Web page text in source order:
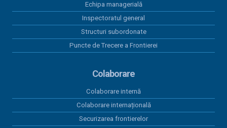
Echipa managerială
Inspectoratul general
Structuri subordonate
Puncte de Trecere a Frontierei
Colaborare
Colaborare internă
Colaborare internațională
Securizarea frontierelor